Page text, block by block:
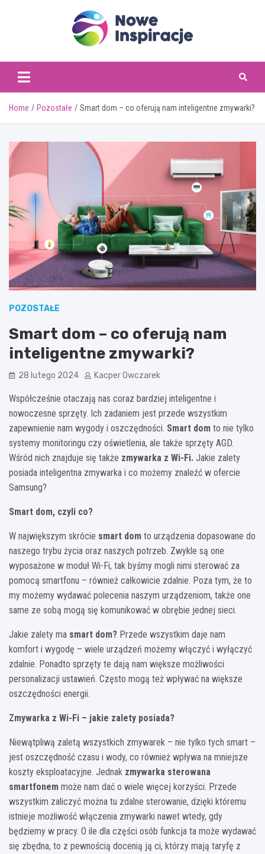
Home Pozostałe Smart dom – co oferują nam inteligentne zmywarki?
POZOSTAŁE
Smart dom – co oferują nam
inteligentne zmywarki?
28 lutego 2024 Kacper Owczarek
Współcześnie otaczają nas coraz bardziej inteligentne i
nowoczesne sprzęty. Ich zadaniem jest przede wszystkim
zapewnienie nam wygody i oszczędności. Smart dom to nie tylko
systemy monitoringu czy oświetlenia, ale także sprzęty AGD.
Wśród nich znajduje się także zmywarka z Wi-Fi. Jakie zalety
posiada inteligentna zmywarka i co możemy znaleźć w ofercie
Samsung?
Smart dom, czyli co?
W największym skrócie smart dom to urządzenia dopasowane do
naszego trybu życia oraz naszych potrzeb. Zwykle są one
wyposażone w moduł Wi-Fi, tak byśmy mogli nimi sterować za
pomocą smartfonu – również całkowicie zdalnie. Poza tym, że to
my możemy wydawać polecenia naszym urządzeniom, także one
same ze sobą mogą się komunikować w obrębie jednej sieci.
Jakie zalety ma smart dom? Przede wszystkim daje nam
komfort i wygodę – wiele urządzeń możemy włączyć i wyłączyć
zdalnie. Ponadto sprzęty te dają nam większe możliwości
personalizacji ustawień. Często mogą też wpływać na większe
oszczędności energii.
Zmywarka z Wi-Fi – jakie zalety posiada?
Niewątpliwą zaletą wszystkich zmywarek – nie tylko tych smart –
jest oszczędność czasu i wody, co również wpływa na mniejsze
koszty eksploatacyjne. Jednak zmywarka sterowana
smartfonem może nam dać o wiele więcej korzyści. Przede
wszystkim zaliczyć można tu zdalne sterowanie, dzięki któremu
istnieje możliwość włączenia zmywarki nawet wtedy, gdy
będziemy w pracy. O ile dla części osób funkcja ta może wydawać
się zbędna, to z pewnością docenią ją ci, którzy mają taryfę z